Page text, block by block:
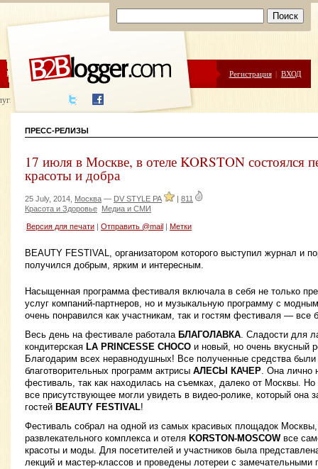
ЦЕНЫ ПОМОЩЬ Регистрация | ВХОД
написания
ПРЕСС-РЕЛИЗЫ
17 июля в Москве, в отеле KORSTON состоялся
красоты и добра
25 July, 2014, Москва — DV STYLE РА | 811
Красота и Здоровье Медиа и СМИ
Версия для печати Отправить @mail Метки
BEAUTY FESTIVAL, организатором которого выступил журнал и
получился добрым, ярким и интересным.
Насыщенная программа фестиваля включала в себя не только
услуг компаний-партнеров, но и музыкальную программу с
очень понравился как участникам, так и гостям фестиваля — все
Весь день на фестивале работала БЛАГОЛАВКА. Сладости для
кондитерская LA PRINCESSE CHOCO и новый, но очень вкусный
Благодарим всех неравнодушных! Все полученные средства
благотворительных программ актрисы АЛЕСЫ КАЧЕР. Она лично
фестиваль, так как находилась на съемках, далеко от Москвы. Но
все присутствующее могли увидеть в видео-ролике, который она
гостей BEAUTY FESTIVAL!
Фестиваль собрал на одной из самых красивых площадок
развлекательного комплекса и отеля KORSTON-MOSCOWвсе
красоты и моды. Для посетителей и участников была
лекций и мастер-классов и проведены лотереи с замечательными